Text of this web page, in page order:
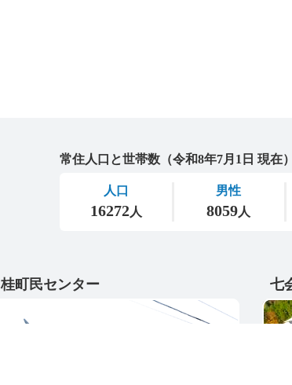
桂町民センター 七